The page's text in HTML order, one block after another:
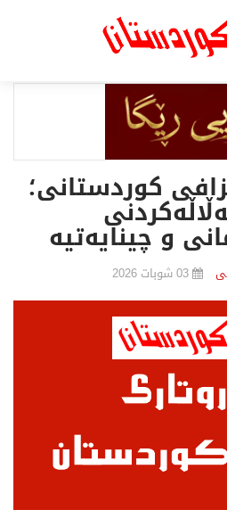
کوردستانی؛
و چینایەتیە
03 شوبات 2026